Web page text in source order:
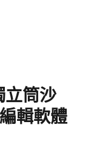
筒沙
輯軟體